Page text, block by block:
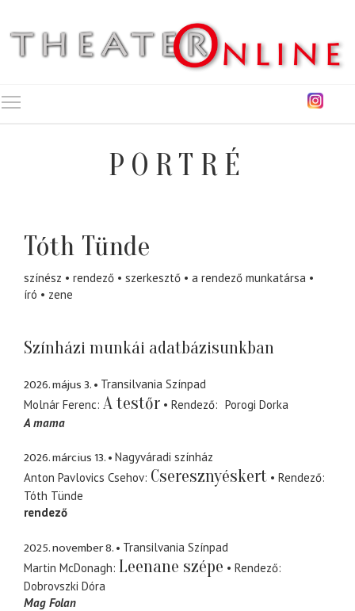
PORTRÉ
Tóth Tünde
színész rendező szerkesztő
a rendező munkatársa
író
zene
Színházi munkái adatbázisunkban
2026. május 3.
Transilvania Színpad
Molnár Ferenc A testőr Rendező
Porogi Dorka
A mama
2026. március 13.
Nagyváradi színház
Anton Pavlovics Csehov Cseresznyéskert
Rendező
Tóth Tünde
rendező
2025. november 8.
Transilvania Színpad
Martin McDonagh Leenane szépe
Rendező
Dobrovszki Dóra
Mag Folan